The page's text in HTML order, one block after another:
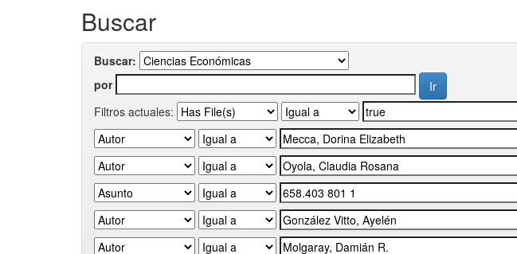
Buscar
Buscar:
por
Filtros actuales: